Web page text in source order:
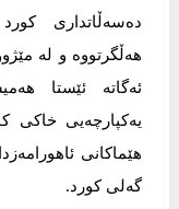
دەسەڵاتداری
ئەگاتە ئێستا
یەکپارچەیی خاکی
هێماکانی
گەلی کورد.